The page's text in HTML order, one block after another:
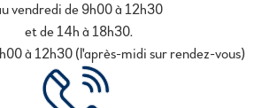
vendredi de 9h00 à 12h30
et de 14h à 18h30.
à 12h30 (l'après-midi sur rendez-vous)